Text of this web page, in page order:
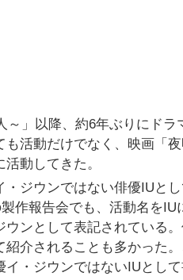
～」以降、約6年ぶりにドラ
活動だけでなく、映画「
動してきた。
ジウンではない俳優IUと
作報告会でも、活動名をIU
ンとして表記されている
介されることも多かった
・ジウンではないIUとし